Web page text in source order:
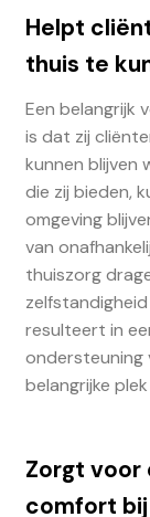
Helpt
thuis te
Een belangrijk
is dat zij
kunnen blijven
die zij bieden,
omgeving
van
thuiszorg
resulteert in
ondersteuning
belangrijke
Zorgt voor
comfort